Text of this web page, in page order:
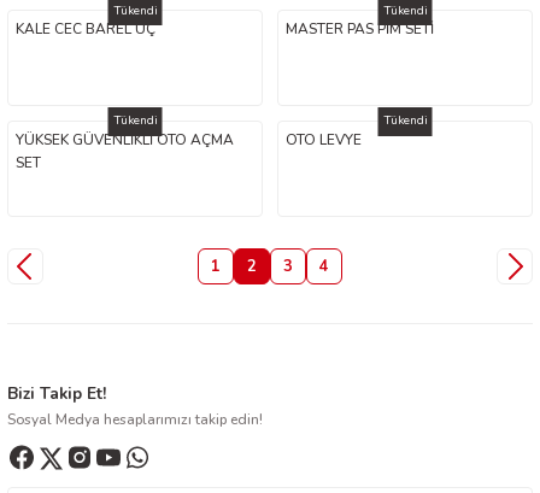
Tükendi
KALE CEC BAREL UÇ
Tükendi
MASTER PAS PİM SETİ
Tükendi
YÜKSEK GÜVENLİKLİ OTO AÇMA
SET
Tükendi
OTO LEVYE
1 2 3 4
Bizi Takip Et!
Sosyal Medya hesaplarımızı takip edin!